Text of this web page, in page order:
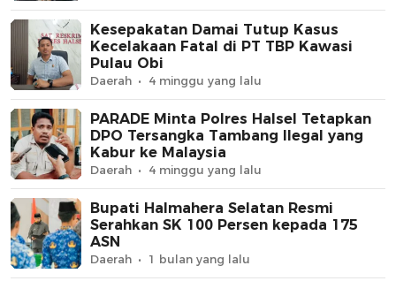
Kesepakatan Damai Tutup Kasus
Kecelakaan Fatal di PT TBP Kawasi
Pulau Obi
Daerah 4 minggu yang lalu
PARADE Minta Polres Halsel Tetapkan
DPO Tersangka Tambang Ilegal yang
Kabur ke Malaysia
Daerah 4 minggu yang lalu
Bupati Halmahera Selatan Resmi
Serahkan SK 100 Persen kepada 175
ASN
Daerah 1 bulan yang lalu